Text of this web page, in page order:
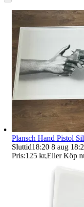
Plansch Hand Pistol
Sluttid18:20 8 aug
Pris:125 kr,Eller Köp